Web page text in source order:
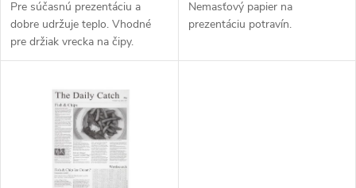
u
u
k
Pre súčasnú prezentáciu a
dobre udržuje teplo. Vhodné
pre držiak vrecka na čipy.
Nemasťový papier na
prezentáciu potravín.